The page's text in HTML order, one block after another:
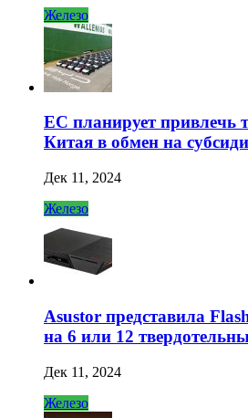
Железо
ЕС планирует привлечь
Китая в обмен на
Дек 11, 2024
Железо
Asustor представила
на 6 или 12
Дек 11, 2024
Железо